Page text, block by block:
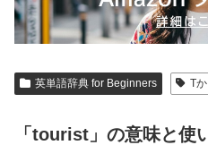
英単語辞典 for Beginners T
「tourist」の意味と使